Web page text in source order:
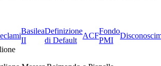
Basilea
II
Definizione
di Default
ACF
Fondo
PMI